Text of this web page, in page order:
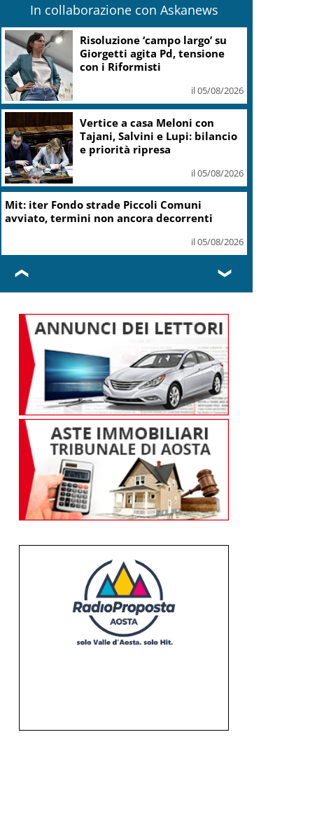
In collaborazione con Askanews
Banco Bpm, Castagna: Agricole
Italia? Valuteremo, ritengo
fusione molto solida
il 05/08/2026
Conti pubblici, Governo
incassa sì su clausola Ue. Lega
ottiene modifica a risoluzione
il 05/08/2026
Delmastro, Camera dice no a
uso chat con Caroccia: in aula
il 05/08/2026